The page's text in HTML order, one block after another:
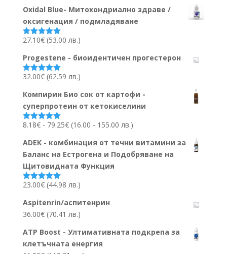
Oxidal Blue- Митохондриално здраве /
оксигенация / подмладяване
Оценено на
27.10€ (53.00 лв.)
Progestene - биоидентичен прогестерон
Оценено на
32.00€ (62.59 лв.)
Компирин Био сок от картофи -
суперпротеин от кетокиселини
Оценено на
8.18€ - 79.25€Ценови
8.18€
до
79.25€
(16.00 - 155.00 лв.)
ADEK - комбинация от течни витамини за
Баланс на Естрогена и Подобряване на
Щитовидната Функция
Оценено на
23.00€ (44.98 лв.)
Aspitenrin/аспитенрин
36.00€ (70.41 лв.)
ATP Boost - Ултимативната подкрепа за
клетъчната енергия